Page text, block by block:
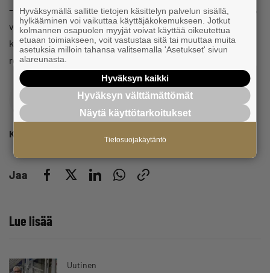
– Dead line -päivän iltana tulee usein soittoja, että unohdin,
vieläkö ehtii. Yleensä annan periksi, koska pakkohan se on
katsoa, jos hän onkin se, joka on kaikkein paras kyseiseen
rooliin.
Kaisu Puranen
Jaa
Lue lisää
Uutinen
Hyväksymällä sallitte tietojen käsittelyn palvelun sisällä,
hylkääminen voi vaikuttaa käyttäjäkokemukseen. Jotkut
kolmannen osapuolen myyjät voivat käyttää oikeutettua
etuaan toimiakseen, voit vastustaa sitä tai muuttaa muita
asetuksia milloin tahansa valitsemalla 'Asetukset' sivun
alareunasta.
Hyväksyn kaikki
Hyväksyn välttämättömät
Näytä käyttötarkoitukset
Tietosuojakäytäntö